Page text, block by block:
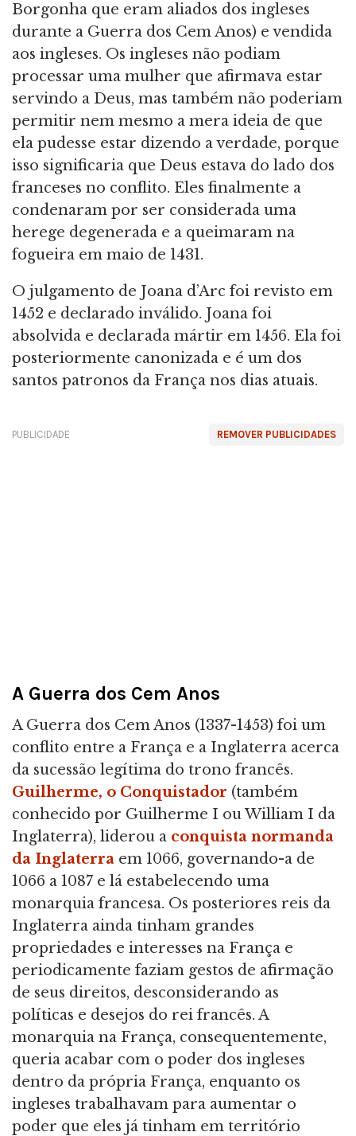
Borgonha que eram aliados dos ingleses
durante a Guerra dos Cem Anos) e vendida
aos ingleses. Os ingleses não podiam
processar uma mulher que afirmava estar
servindo a Deus, mas também não poderiam
permitir nem mesmo a mera ideia de que
ela pudesse estar dizendo a verdade, porque
isso significaria que Deus estava do lado dos
franceses no conflito. Eles finalmente a
condenaram por ser considerada uma
herege degenerada e a queimaram na
fogueira em maio de 1431.
O julgamento de Joana d’Arc foi revisto em
1452 e declarado inválido. Joana foi
absolvida e declarada mártir em 1456. Ela foi
posteriormente canonizada e é um dos
santos patronos da França nos dias atuais.
REMOVER PUBLICIDADES
PUBLICIDADE
A Guerra dos Cem Anos
A Guerra dos Cem Anos (1337-1453) foi um
conflito entre a França e a Inglaterra acerca
da sucessão legítima do trono francês.
Guilherme, o Conquistador (também
conhecido por Guilherme I ou William I da
Inglaterra), liderou a conquista normanda
da Inglaterra em 1066, governando-a de
1066 a 1087 e lá estabelecendo uma
monarquia francesa. Os posteriores reis da
Inglaterra ainda tinham grandes
propriedades e interesses na França e
periodicamente faziam gestos de afirmação
de seus direitos, desconsiderando as
políticas e desejos do rei francês. A
monarquia na França, consequentemente,
queria acabar com o poder dos ingleses
dentro da própria França, enquanto os
ingleses trabalhavam para aumentar o
poder que eles já tinham em território